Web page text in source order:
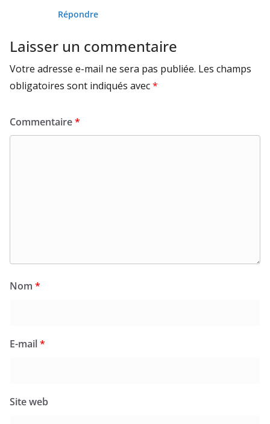
Répondre
Laisser un commentaire
Votre adresse e-mail ne sera pas publiée. Les champs
obligatoires sont indiqués avec*
Commentaire*
Nom *
E-mail*
Site web